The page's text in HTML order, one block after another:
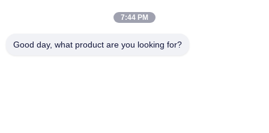
7:44 PM
Good day, what product are you looking for?